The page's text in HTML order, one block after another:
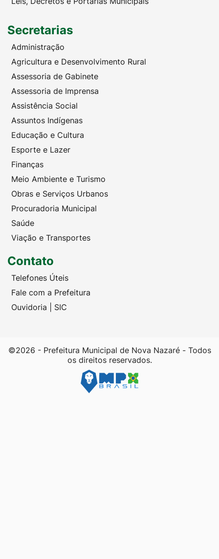
Secretarias
Administração
Agricultura e Desenvolvimento Rural
Assessoria de Gabinete
Assessoria de Imprensa
Assistência Social
Assuntos Indígenas
Educação e Cultura
Esporte e Lazer
Finanças
Meio Ambiente e Turismo
Obras e Serviços Urbanos
Procuradoria Municipal
Saúde
Viação e Transportes
Contato
Telefones Úteis
Fale com a Prefeitura
Ouvidoria | SIC
©2026 - Prefeitura Municipal de Nova Nazaré - Todos
os direitos reservados.